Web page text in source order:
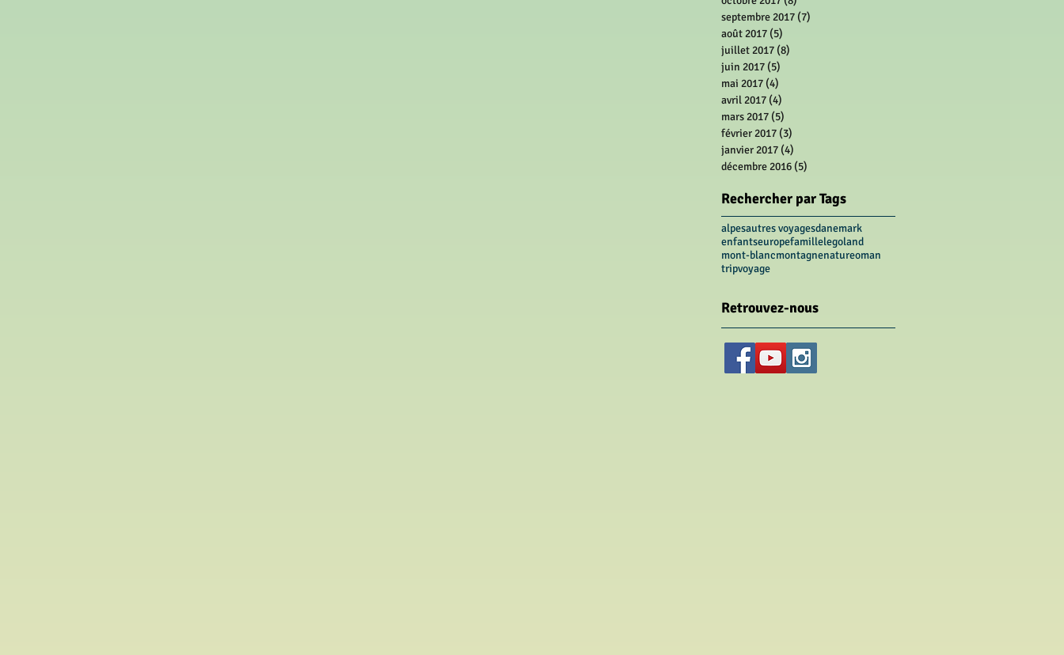
septembre 2017 (7)
août 2017 (5)
juillet 2017 (8)
juin 2017 (5)
mai 2017 (4)
avril 2017 (4)
mars 2017 (5)
février 2017 (3)
janvier 2017 (4)
décembre 2016 (5)
Rechercher par Tags
alpesautres voyagesdanemark
enfantseuropefamillelegoland
mont-blancmontagnenatureoman
tripvoyage
Retrouvez-nous